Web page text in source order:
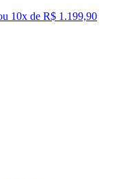
10x de R$ 1.199,90